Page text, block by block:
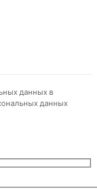
данных в
данных